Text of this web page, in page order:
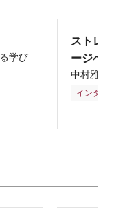
学び
ストレ
ージへ
中村雅俊
インタビ